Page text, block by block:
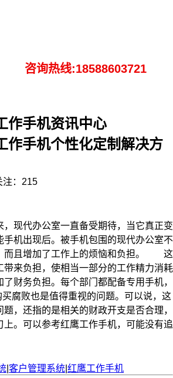
咨询热线:18588603721
作手机资讯中心
作手机个性化定制解决方
注：215
现代办公室一直备受期待，当它真正变
手机出现后。被手机包围的现代办公室不
而且增加了工作上的烦恼和负担。 这
带来负担，使相当一部分的工作精力消耗
财务负担。每个部门都配备专用手机，
腐败也是值得重视的问题。可以说，这
，还指的是相关的财政开支是否合理，
上。可以参考红鹰工作手机，可能没有追
客户管理系统 红鹰工作手机